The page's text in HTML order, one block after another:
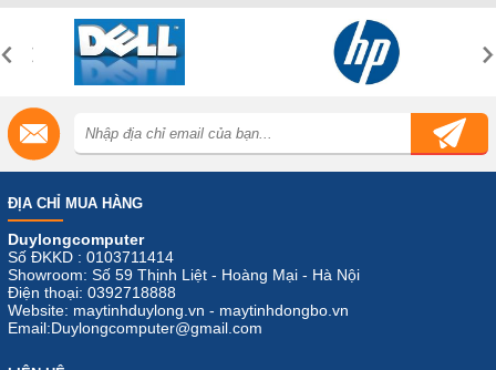
ĐỊA CHỈ MUA HÀNG
Duylongcomputer
Số ĐKKD : 0103711414
Showroom: Số 59 Thịnh Liệt - Hoàng Mại - Hà Nội
Điện thoại: 0392718888
Website: maytinhduylong.vn - maytinhdongbo.vn
Email:Duylongcomputer@gmail.com